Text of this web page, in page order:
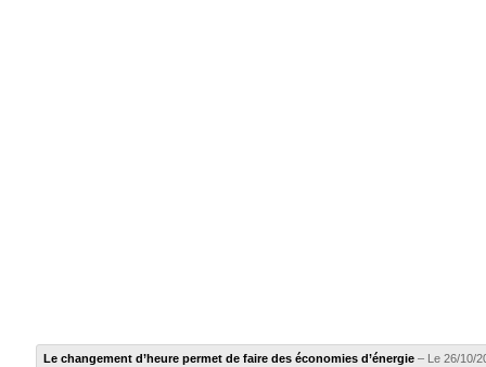
Le changement d’heure permet de faire des économies d’énergie – Le 26/10/